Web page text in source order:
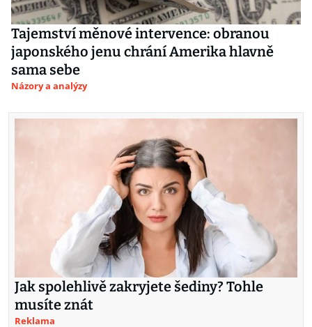
Tajemství měnové intervence: obranou
japonského jenu chrání Amerika hlavně
sama sebe
Názory a analýzy
Jak spolehlivě zakryjete šediny? Tohle
musíte znát
Reklama